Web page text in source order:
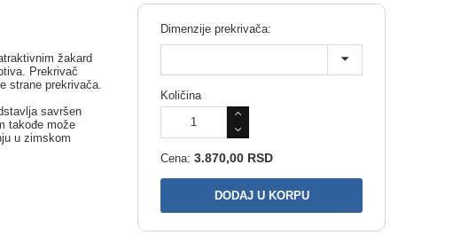
žakard
Prekrivač
strane prekrivača.
savršen
takođe može
u zimskom
Dimenzije prekrivača:
Količina
Cena: 3.870,00 RSD